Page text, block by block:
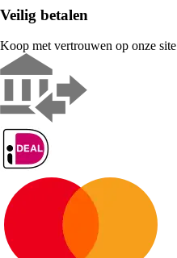
Veilig betalen
Koop met vertrouwen op onze site